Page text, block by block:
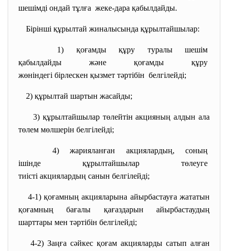
шешімді ондай тұлға жеке-дара қабылдайды.
Бірінші құрылтай жиналысында құрылтайшылар:
1) қоғамды құру туралы шешім
қабылдайды және қоғамды құру
жөніндегі бірлескен қызмет тәртібін белгілейді;
2) құрылтай шартын жасайды;
3) құрылтайшылар төлейтiн акцияның алдын ала
төлем мөлшерiн белгiлейдi;
4) жарияланған акциялардың, соның
ішінде құрылтайшылар төлеуге
тиісті акциялардың санын белгілейді;
4-1) қоғамның акцияларына айырбастауға жататын
қоғамның бағалы қағаздарын айырбастаудың
шарттары мен тәртібін белгілейді;
4-2) Заңға сәйкес қоғам акцияларды сатып алған